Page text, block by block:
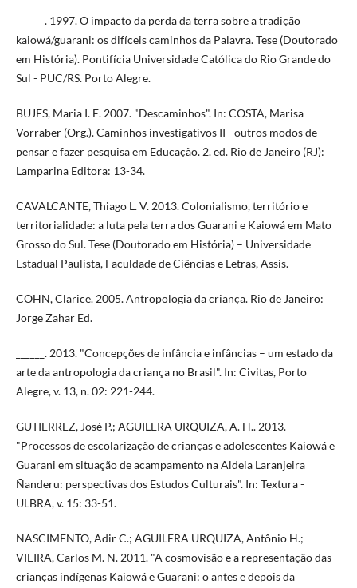
______. 1997. O impacto da perda da terra sobre a tradição
kaiowá/guarani: os difíceis caminhos da Palavra. Tese (Doutorado
em História). Pontifícia Universidade Católica do Rio Grande do
Sul - PUC/RS. Porto Alegre.
BUJES, Maria I. E. 2007. "Descaminhos". In: COSTA, Marisa
Vorraber (Org.). Caminhos investigativos II - outros modos de
pensar e fazer pesquisa em Educação. 2. ed. Rio de Janeiro (RJ):
Lamparina Editora: 13-34.
CAVALCANTE, Thiago L. V. 2013. Colonialismo, território e
territorialidade: a luta pela terra dos Guarani e Kaiowá em Mato
Grosso do Sul. Tese (Doutorado em História) – Universidade
Estadual Paulista, Faculdade de Ciências e Letras, Assis.
COHN, Clarice. 2005. Antropologia da criança. Rio de Janeiro:
Jorge Zahar Ed.
______. 2013. "Concepções de infância e infâncias – um estado da
arte da antropologia da criança no Brasil". In: Civitas, Porto
Alegre, v. 13, n. 02: 221-244.
GUTIERREZ, José P.; AGUILERA URQUIZA, A. H.. 2013.
"Processos de escolarização de crianças e adolescentes Kaiowá e
Guarani em situação de acampamento na Aldeia Laranjeira
Ñanderu: perspectivas dos Estudos Culturais". In: Textura -
ULBRA, v. 15: 33-51.
NASCIMENTO, Adir C.; AGUILERA URQUIZA, Antônio H.;
VIEIRA, Carlos M. N. 2011. "A cosmovisão e a representação das
crianças indígenas Kaiowá e Guarani: o antes e depois da